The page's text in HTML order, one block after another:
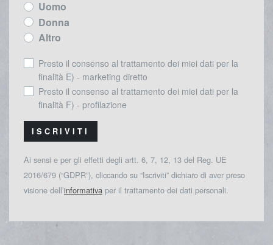
Uomo
Donna
Altro
Presto il consenso al trattamento dei miei dati per la
finalità E) - marketing diretto
Presto il consenso al trattamento dei miei dati per la
finalità F) - profilazione
ISCRIVITI
Ai sensi e per gli effetti degli artt. 6, 7, 12, 13 del Reg. UE
2016/679 (“GDPR”), cliccando su “Iscriviti” dichiaro di aver preso
visione dell’informativa per il trattamento dei dati personali.